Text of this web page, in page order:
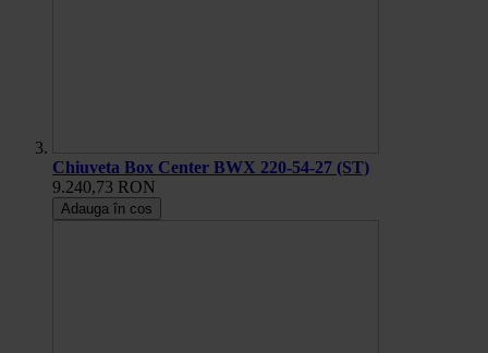
Chiuveta Box Center BWX 220-54-27 (ST)
9.240,73 RON
Adauga în cos